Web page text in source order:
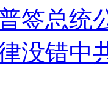
签总统
没错中